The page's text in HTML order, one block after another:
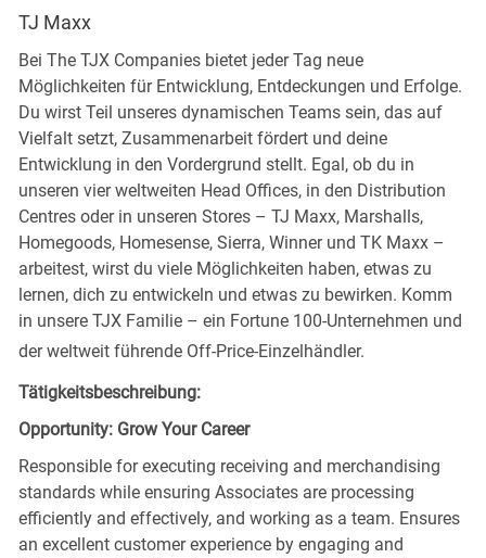
TJ Maxx
Bei The TJX Companies bietet jeder Tag neue
Möglichkeiten für Entwicklung, Entdeckungen und Erfolge.
Du wirst Teil unseres dynamischen Teams sein, das auf
Vielfalt setzt, Zusammenarbeit fördert und deine
Entwicklung in den Vordergrund stellt. Egal, ob du in
unseren vier weltweiten Head Offices, in den Distribution
Centres oder in unseren Stores – TJ Maxx, Marshalls,
Homegoods, Homesense, Sierra, Winner und TK Maxx –
arbeitest, wirst du viele Möglichkeiten haben, etwas zu
lernen, dich zu entwickeln und etwas zu bewirken. Komm
in unsere TJX Familie – ein Fortune 100-Unternehmen und
der weltweit führende Off-Price-Einzelhändler.
Tätigkeitsbeschreibung:
Opportunity: Grow Your Career
Responsible for executing receiving and merchandising
standards while ensuring Associates are processing
efficiently and effectively, and working as a team. Ensures
an excellent customer experience by engaging and